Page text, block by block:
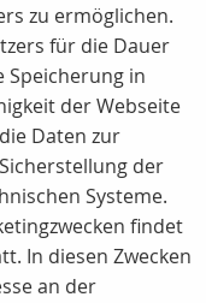
zu ermöglichen.
für die Dauer
Speicherung in
der Webseite
Daten zur
der
Systeme.
findet
In diesen Zwecken
an der